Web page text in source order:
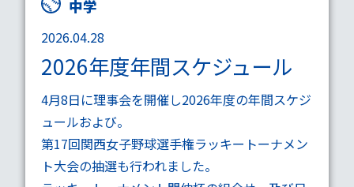
中学
2026.04.28
2026年度年間スケジュール
4月8日に理事会を開催し2026年度の年間スケジ
ュールおよび。
第17回関西女子野球選手権ラッキートーナメン
ト大会の抽選も行われました。